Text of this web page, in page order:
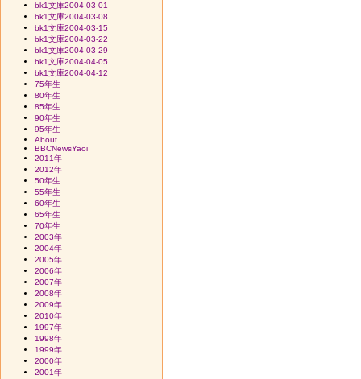
bk1文庫2004-03-01
bk1文庫2004-03-08
bk1文庫2004-03-15
bk1文庫2004-03-22
bk1文庫2004-03-29
bk1文庫2004-04-05
bk1文庫2004-04-12
75年生
80年生
85年生
90年生
95年生
About
BBCNewsYaoi
2011年
2012年
50年生
55年生
60年生
65年生
70年生
2003年
2004年
2005年
2006年
2007年
2008年
2009年
2010年
1997年
1998年
1999年
2000年
2001年